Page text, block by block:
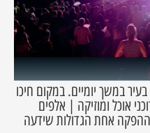
במשך יומיים. במקום חיכו
אוכל ומוזיקה | אלפים
אחת הגדולות שידעה